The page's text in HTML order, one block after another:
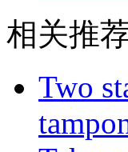
相关推荐
Two